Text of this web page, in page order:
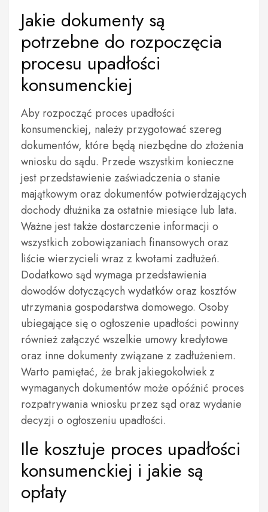
Jakie dokumenty są
potrzebne do rozpoczęcia
procesu upadłości
konsumenckiej
Aby rozpocząć proces upadłości
konsumenckiej, należy przygotować szereg
dokumentów, które będą niezbędne do złożenia
wniosku do sądu. Przede wszystkim konieczne
jest przedstawienie zaświadczenia o stanie
majątkowym oraz dokumentów potwierdzających
dochody dłużnika za ostatnie miesiące lub lata.
Ważne jest także dostarczenie informacji o
wszystkich zobowiązaniach finansowych oraz
liście wierzycieli wraz z kwotami zadłużeń.
Dodatkowo sąd wymaga przedstawienia
dowodów dotyczących wydatków oraz kosztów
utrzymania gospodarstwa domowego. Osoby
ubiegające się o ogłoszenie upadłości powinny
również załączyć wszelkie umowy kredytowe
oraz inne dokumenty związane z zadłużeniem.
Warto pamiętać, że brak jakiegokolwiek z
wymaganych dokumentów może opóźnić proces
rozpatrywania wniosku przez sąd oraz wydanie
decyzji o ogłoszeniu upadłości.
Ile kosztuje proces upadłości
konsumenckiej i jakie są
opłaty